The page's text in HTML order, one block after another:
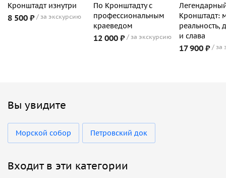
Кронштадт изнутри
8 500 ₽ за экскурсию
По Кронштадту с
профессиональным
краеведом
12 000 ₽ за экскурсию
Кронштадт:
реальность,
и слава
17 900 ₽ за
Вы увидите
Морской собор Петровский док
Входит в эти категории